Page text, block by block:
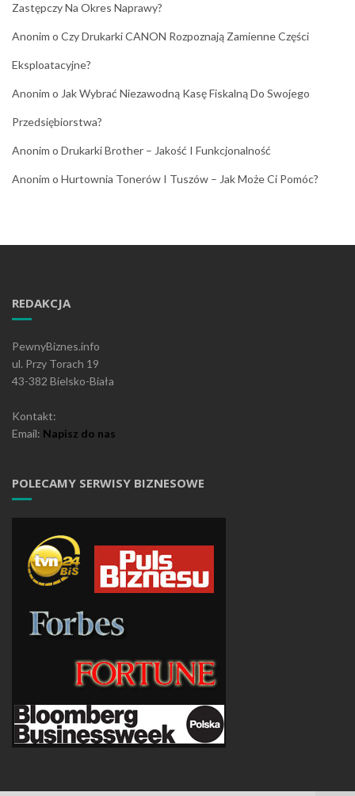
Zastępczy Na Okres Naprawy?
Anonim o Czy Drukarki CANON Rozpoznają Zamienne Części
Eksploatacyjne?
Anonim o Jak Wybrać Niezawodną Kasę Fiskalną Do Swojego
Przedsiębiorstwa?
Anonim o Drukarki Brother – Jakość I Funkcjonalność
Anonim o Hurtownia Tonerów I Tuszów – Jak Może Ci Pomóc?
REDAKCJA
PewnyBiznes.info
ul. Przy Torach 19
43-382 Bielsko-Biała
Kontakt:
Email: Napisz do nas
POLECAMY SERWISY BIZNESOWE